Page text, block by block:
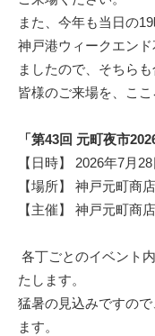
また、今年も当日の
神戸港ウィークエン
ましたので、そちら
皆様のご来場を、こ
「第43回 元町夜市
【日時】 2026年7月
【場所】 神戸元町商
【主催】 神戸元町商
各丁ごとのイベント
たします。
猛暑の見込みですの
ます。